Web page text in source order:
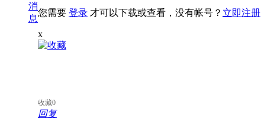
消
息
您需要 登录 才可以下载或查看，没有帐号？ 立即注册
x
收藏0
回复